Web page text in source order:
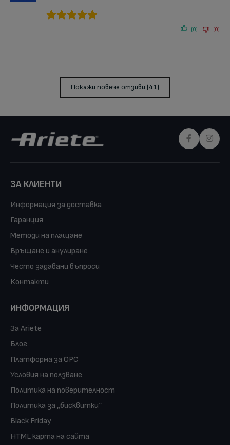
(0) (0)
Покажи повече отзиви (41)
ЗА КЛИЕНТИ
Информация за доставка
Гаранция
Методи на плащане
Връщане и анулиране
Често задавани въпроси
Контакти
ИНФОРМАЦИЯ
За Ariete
Блог
Платформа за ОРС
Условия на ползване
Политика на поверителност
Политика за „бисквитки“
Black Friday
HTML карта на сайта